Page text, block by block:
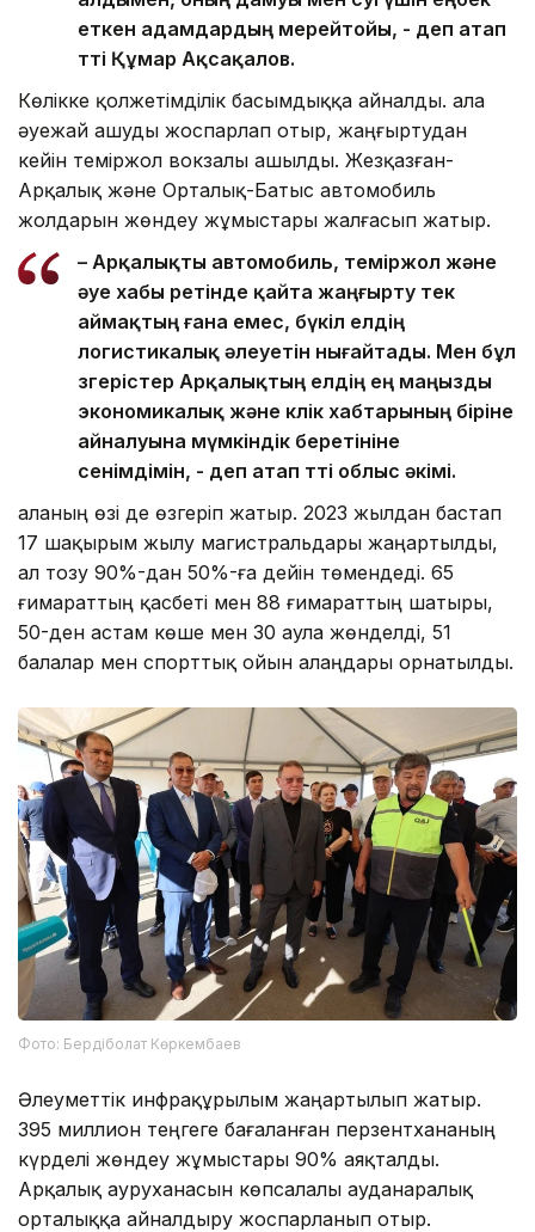
еткен адамдардың мерейтойы, - деп атап
өтті Құмар Ақсақалов.
Көлікке қолжетімділік басымдыққа айналды. Қала
әуежай ашуды жоспарлап отыр, жаңғыртудан
кейін теміржол вокзалы ашылды. Жезқазған-
Арқалық және Орталық-Батыс автомобиль
жолдарын жөндеу жұмыстары жалғасып жатыр.
– Арқалықты автомобиль, теміржол және
әуе хабы ретінде қайта жаңғырту тек
аймақтың ғана емес, бүкіл елдің
логистикалық әлеуетін нығайтады. Мен бұл
өзгерістер Арқалықтың елдің ең маңызды
экономикалық және көлік хабтарының біріне
айналуына мүмкіндік беретініне
сенімдімін, - деп атап өтті облыс әкімі.
Қаланың өзі де өзгеріп жатыр. 2023 жылдан бастап
17 шақырым жылу магистральдары жаңартылды,
ал тозу 90%-дан 50%-ға дейін төмендеді. 65
ғимараттың қасбеті мен 88 ғимараттың шатыры,
50-ден астам көше мен 30 аула жөнделді, 51
балалар мен спорттық ойын алаңдары орнатылды.
Фото: Бердіболат Көркембаев
Әлеуметтік инфрақұрылым жаңартылып жатыр.
395 миллион теңгеге бағаланған перзентхананың
күрделі жөндеу жұмыстары 90% аяқталды.
Арқалық ауруханасын көпсалалы ауданаралық
орталыққа айналдыру жоспарланып отыр.